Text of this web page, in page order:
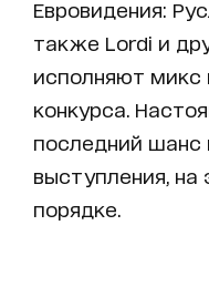
Евровидения:
также Lordi и
исполняют микс
конкурса.
последний шанс
выступления, на
порядке.